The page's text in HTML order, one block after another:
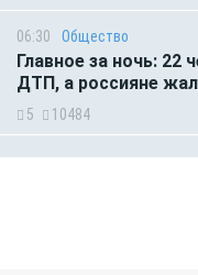
06:30 Общество
Главное за ночь: 22
ДТП, а россияне
5 10484